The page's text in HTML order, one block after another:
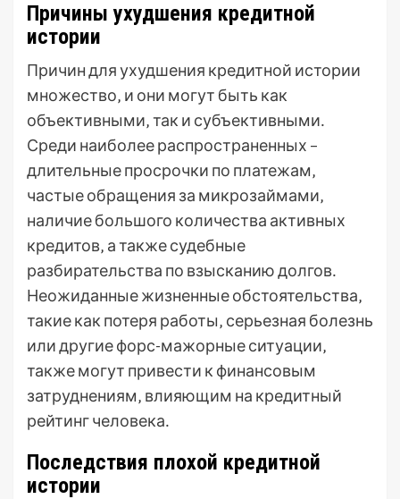
Причины ухудшения кредитной
истории
Причин для ухудшения кредитной истории
множество‚ и они могут быть как
объективными‚ так и субъективными․
Среди наиболее распространенных –
длительные просрочки по платежам‚
частые обращения за микрозаймами‚
наличие большого количества активных
кредитов‚ а также судебные
разбирательства по взысканию долгов․
Неожиданные жизненные обстоятельства‚
такие как потеря работы‚ серьезная болезнь
или другие форс-мажорные ситуации‚
также могут привести к финансовым
затруднениям‚ влияющим на кредитный
рейтинг человека․
Последствия плохой кредитной
истории